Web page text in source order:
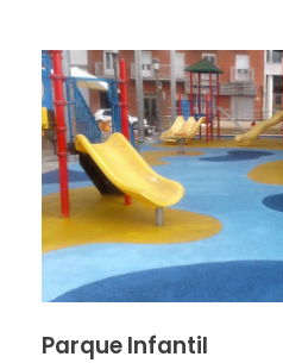
Parque Infantil